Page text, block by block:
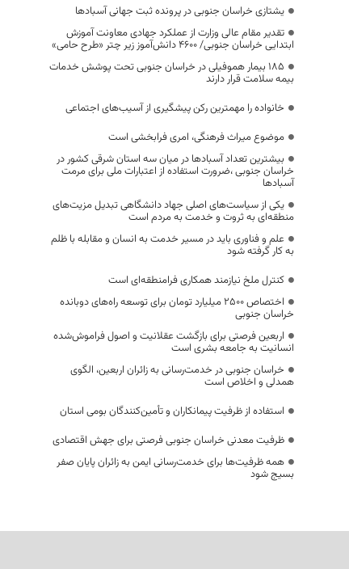
یشتازی خراسان جنوبی در پرونده ثبت جهانی آسبادها
تقدیر مقام عالی وزارت از عملکرد جهادی معاونت آموزش
ابتدایی خراسان جنوبی/ ۴۶۰۰ دانش‌آموز زیر چتر «طرح حامی»
۱۸۵ بیمار هموفیلی در خراسان جنوبی تحت پوشش خدمات
بیمه سلامت قرار دارند
خانواده را مهمترین رکن پیشگیری از آسیب‌های اجتماعی
موضوع میراث فرهنگی، امری فرابخشی است
بیشترین تعداد آسبادها در میان سه استان شرقی کشور در
خراسان جنوبی ،ضرورت استفاده از اعتبارات ملی برای مرمت
آسبادها
یکی از سیاست‌های اصلی جهاد دانشگاهی تبدیل مزیت‌های
منطقه‌ای به ثروت و خدمت به مردم است
علم و فناوری باید در مسیر خدمت به انسان و مقابله با ظلم
به کار گرفته شود
کنترل ملخ نیازمند همکاری فرامنطقه‌ای است
اختصاص 2500 میلیارد تومان برای توسعه راه‌های دوبانده
خراسان جنوبی
اربعین فرصتی برای بازگشت عقلانیت و اصول فراموش‌شده
انسانیت به جامعه بشری است
خراسان جنوبی در خدمت‌رسانی به زائران اربعین، الگوی
همدلی و اخلاص است
استفاده از ظرفیت پیمانکاران و تأمین‌کنندگان بومی استان
ظرفیت معدنی خراسان جنوبی فرصتی برای جهش اقتصادی
همه ظرفیت‌ها برای خدمت‌رسانی ایمن به زائران پایان صفر
بسیج شود